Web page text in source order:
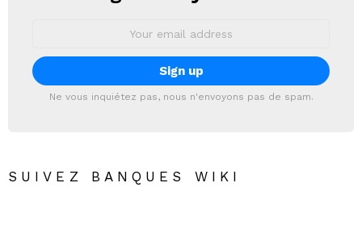
Ne vous inquiétez pas, nous n'envoyons pas de spam.
SUIVEZ BANQUES WIKI